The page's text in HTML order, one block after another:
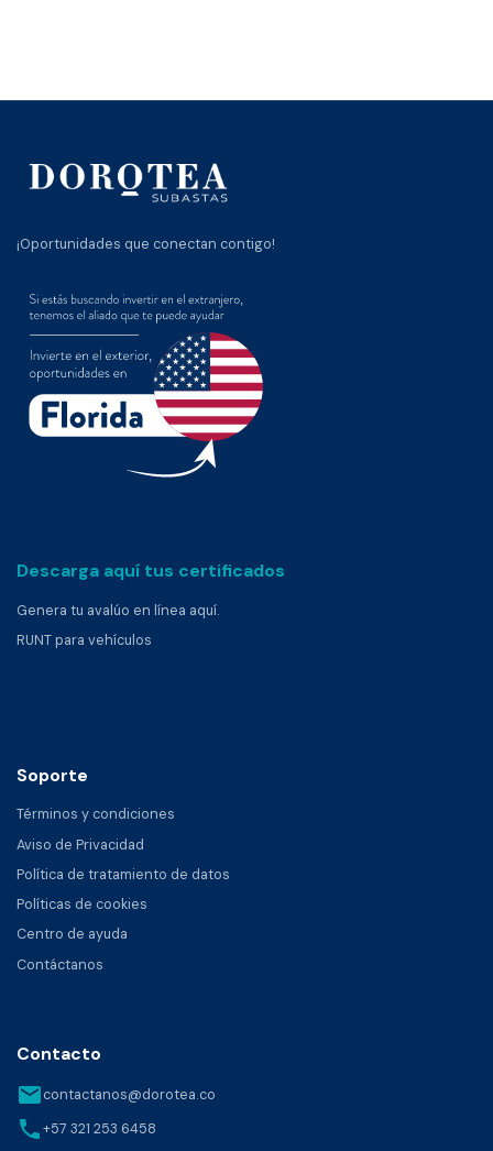
¡Oportunidades que conectan contigo!
Descarga aquí tus certificados
Genera tu avalúo en línea aquí.
RUNT para vehículos
Soporte
Términos y condiciones
Aviso de Privacidad
Política de tratamiento de datos
Políticas de cookies
Centro de ayuda
Contáctanos
Contacto
emailcontactanos@dorotea.co
phone+57 321 253 6458